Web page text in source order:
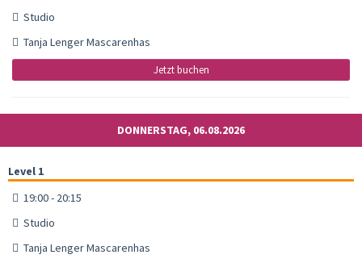
Studio
Tanja Lenger Mascarenhas
Jetzt buchen
DONNERSTAG, 06.08.2026
Level 1
19:00 - 20:15
Studio
Tanja Lenger Mascarenhas